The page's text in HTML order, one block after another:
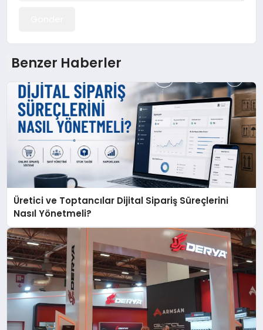
Benzer Haberler
Üretici ve Toptancılar Dijital Sipariş Süreçlerini
Nasıl Yönetmeli?